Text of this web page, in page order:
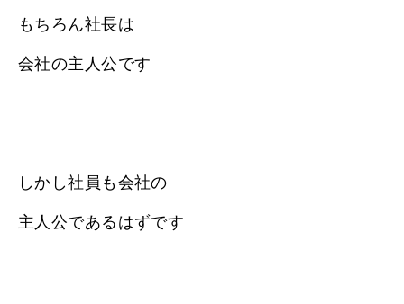
もちろん社長は
会社の主人公です
しかし社員も会社の
主人公であるはずです